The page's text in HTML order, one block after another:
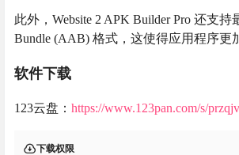
此外，Website 2 APK Builder Pro 还支持
Bundle (AAB) 格式，这使得应用程序更
软件下载
123云盘： https://www.123pan.com/s/
下载权限